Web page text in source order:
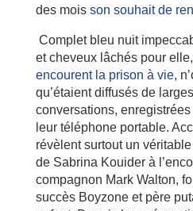
des mois son souhait de
Complet bleu nuit
et cheveux lâchés pour elle,
encourent la prison à vie,
qu’étaient diffusés de
conversations,
leur téléphone portable.
révèlent surtout un
de Sabrina Kouider à
compagnon Mark Walton,
succès Boyzone et père